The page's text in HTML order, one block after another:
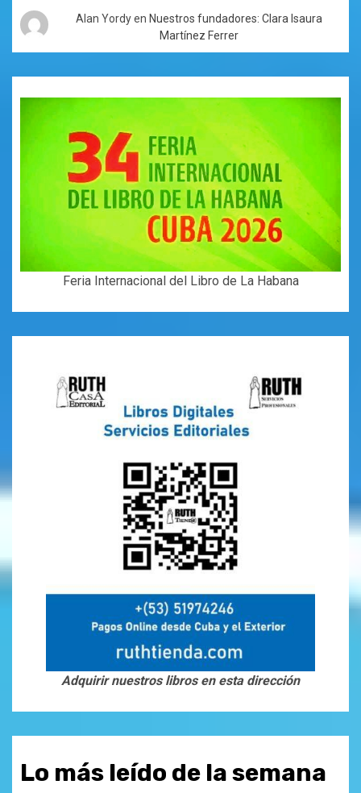
Alan Yordyen Nuestros fundadores: Clara Isaura
Martínez Ferrer
Feria Internacional del Libro de La Habana
Adquirir nuestros libros en esta dirección
Lo más leído de la semana